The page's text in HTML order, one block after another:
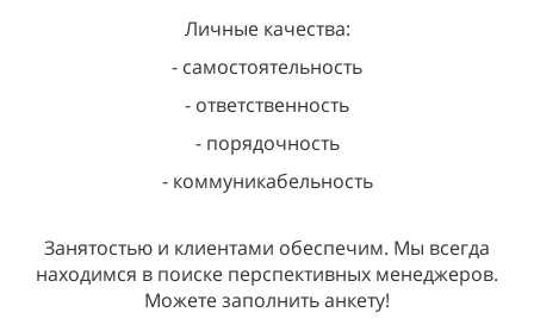
Личные качества:
- самостоятельность
- ответственность
- порядочность
- коммуникабельность
Занятостью и клиентами обеспечим. Мы всегда
находимся в поиске перспективных менеджеров.
Можете заполнить анкету!